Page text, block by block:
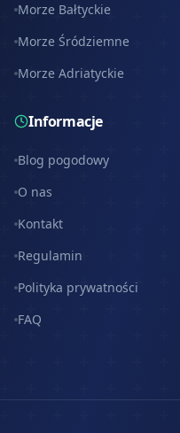
Morze Bałtyckie
Morze Śródziemne
Morze Adriatyckie
Informacje
Blog pogodowy
O nas
Kontakt
Regulamin
Polityka prywatności
FAQ